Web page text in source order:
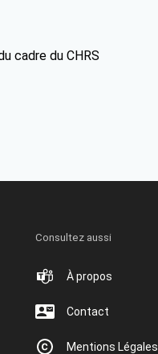
cadre du CHRS
Consultez aussi
À propos
Contact
Mentions Légales